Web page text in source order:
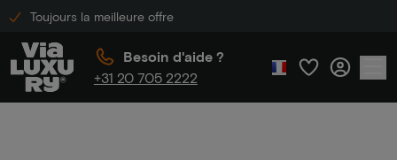
Toujours la meilleure offre
Besoin d'aide ?
+31 20 705 2222